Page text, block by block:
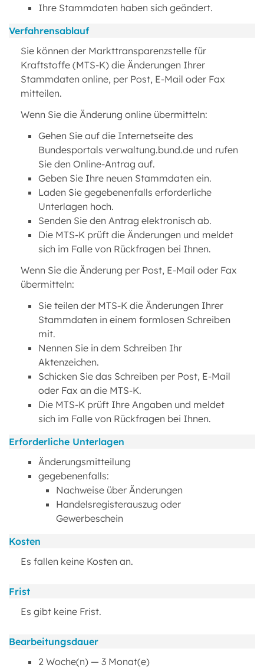
Ihre Stammdaten haben sich geändert.
Verfahrensablauf
Sie können der Markttransparenzstelle für
Kraftstoffe (MTS-K) die Änderungen Ihrer
Stammdaten online, per Post, E-Mail oder Fax
mitteilen.
Wenn Sie die Änderung online übermitteln:
Gehen Sie auf die Internetseite des
Bundesportals verwaltung.bund.de und rufen
Sie den Online-Antrag auf.
Geben Sie Ihre neuen Stammdaten ein.
Laden Sie gegebenenfalls erforderliche
Unterlagen hoch.
Senden Sie den Antrag elektronisch ab.
Die MTS-K prüft die Änderungen und meldet
sich im Falle von Rückfragen bei Ihnen.
Wenn Sie die Änderung per Post, E-Mail oder Fax
übermitteln:
Sie teilen der MTS-K die Änderungen Ihrer
Stammdaten in einem formlosen Schreiben
mit.
Nennen Sie in dem Schreiben Ihr
Aktenzeichen.
Schicken Sie das Schreiben per Post, E-Mail
oder Fax an die MTS-K.
Die MTS-K prüft Ihre Angaben und meldet
sich im Falle von Rückfragen bei Ihnen.
Erforderliche Unterlagen
Änderungsmitteilung
gegebenenfalls:
Nachweise über Änderungen
Handelsregisterauszug oder
Gewerbeschein
Kosten
Es fallen keine Kosten an.
Frist
Es gibt keine Frist.
Bearbeitungsdauer
2 Woche(n) — 3 Monat(e)